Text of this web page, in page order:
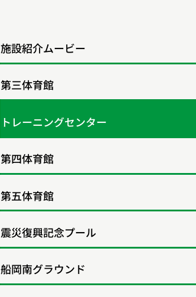
施設紹介ムービー
第三体育館
トレーニングセンター
第四体育館
第五体育館
震災復興記念プール
船岡南グラウンド